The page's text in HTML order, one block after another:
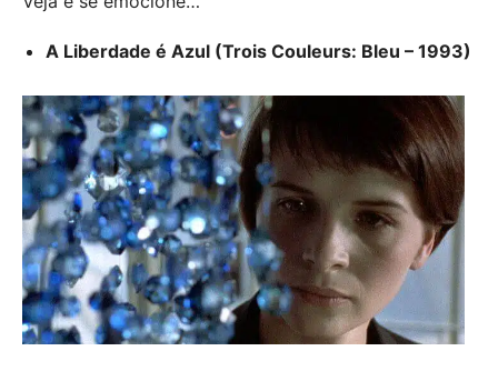
A Liberdade é Azul (Trois Couleurs: Bleu – 1993)